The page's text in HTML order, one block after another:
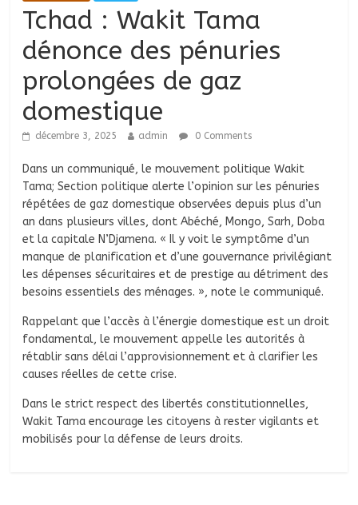
Tchad : Wakit Tama
dénonce des pénuries
prolongées de gaz
domestique
décembre 3, 2025 admin 0 Comments
Dans un communiqué, le mouvement politique Wakit
Tama; Section politique alerte l’opinion sur les pénuries
répétées de gaz domestique observées depuis plus d’un
an dans plusieurs villes, dont Abéché, Mongo, Sarh, Doba
et la capitale N’Djamena. « Il y voit le symptôme d’un
manque de planification et d’une gouvernance privilégiant
les dépenses sécuritaires et de prestige au détriment des
besoins essentiels des ménages. », note le communiqué.
Rappelant que l’accès à l’énergie domestique est un droit
fondamental, le mouvement appelle les autorités à
rétablir sans délai l’approvisionnement et à clarifier les
causes réelles de cette crise.
Dans le strict respect des libertés constitutionnelles,
Wakit Tama encourage les citoyens à rester vigilants et
mobilisés pour la défense de leurs droits.